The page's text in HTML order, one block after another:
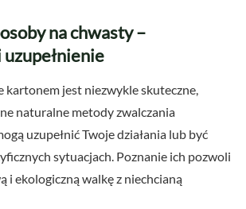
na chwasty –
kartonem jest niezwykle skuteczne,
naturalne metody zwalczania
uzupełnić Twoje działania lub być
sytuacjach. Poznanie ich pozwoli
i ekologiczną walkę z niechcianą